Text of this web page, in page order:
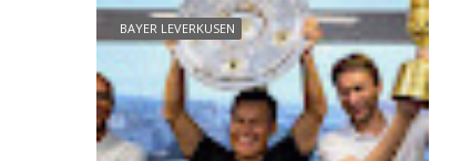
BAYER LEVERKUSEN